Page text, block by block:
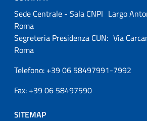
Sede Centrale - Sala CNPI Largo
Roma
Segreteria Presidenza CUN: Via
Roma
Telefono: +39 06 58497991-7992
Fax: +39 06 58497590
SITEMAP